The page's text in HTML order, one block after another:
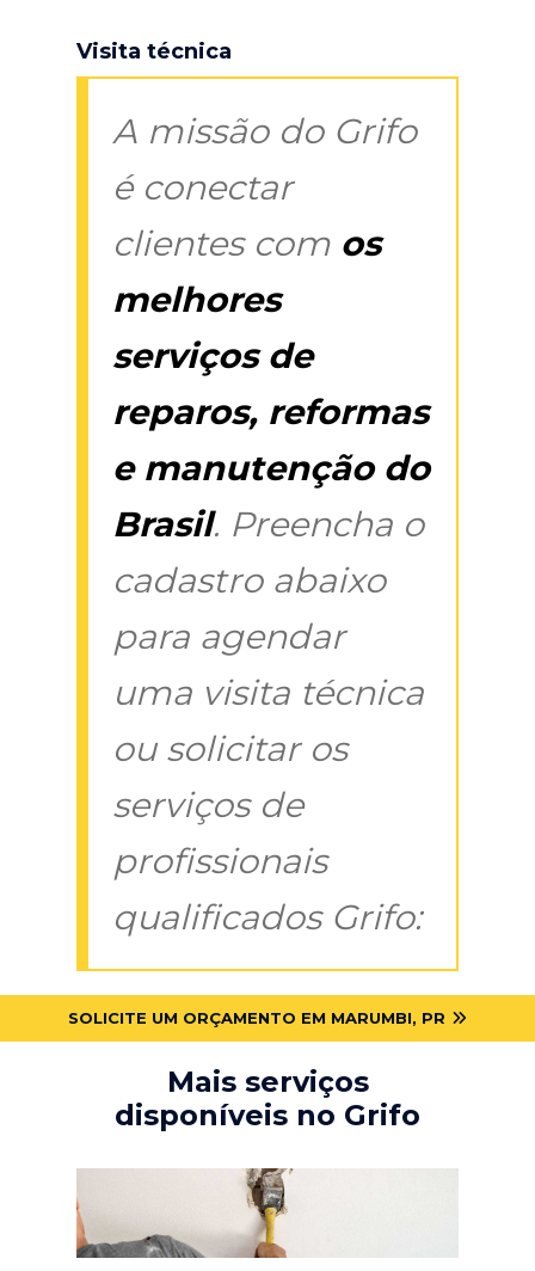
Visita técnica
A missão do Grifo
é conectar
clientes com os
melhores
serviços de
reparos, reformas
e manutenção do
Brasil. Preencha o
cadastro abaixo
para agendar
uma visita técnica
ou solicitar os
serviços de
profissionais
qualificados Grifo:
SOLICITE UM ORÇAMENTO EM MARUMBI, PR
Mais serviços
disponíveis no Grifo